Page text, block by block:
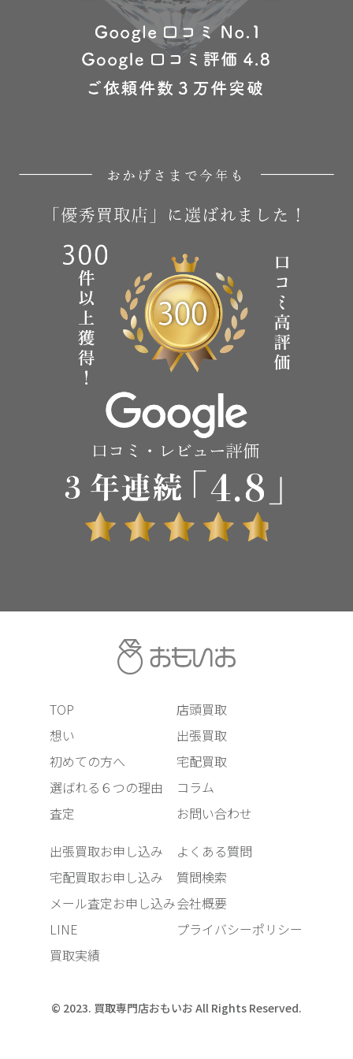
TOP
想い
初めての方へ
選ばれる６つの理由
査定
店頭買取
出張買取
宅配買取
コラム
お問い合わせ
出張買取お申し込み
宅配買取お申し込み
メール査定お申し込み
LINE
買取実績
よくある質問
質問検索
会社概要
プライバシーポリシー
© 2023. 買取専門店おもいお All Rights Reserved.